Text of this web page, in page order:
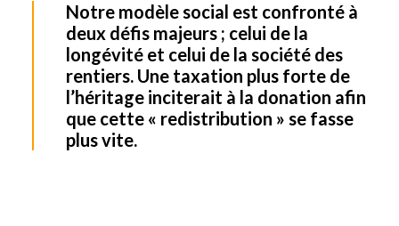
Notre modèle social est confronté à
deux défis majeurs ; celui de la
longévité et celui de la société des
rentiers. Une taxation plus forte de
l’héritage inciterait à la donation afin
que cette « redistribution » se fasse
plus vite.